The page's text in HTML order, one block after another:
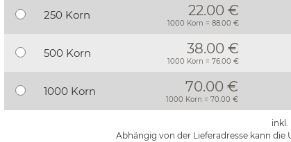
250 Korn 22.00 €
1000 Korn = 88.00 €
500 Korn 38.00 €
1000 Korn = 76.00 €
1000 Korn 70.00 €
1000 Korn = 70.00 €
inkl.
Abhängig von der Lieferadresse kann die